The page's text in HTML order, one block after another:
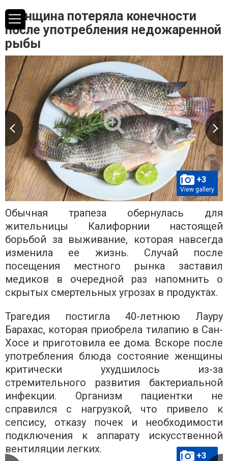
Женщина потеряла конечности
после употребления недожаренной
рыбы
+3
View gallery
Обычная трапеза обернулась для
жительницы Калифорнии настоящей
борьбой за выживание, которая навсегда
изменила ее жизнь. Случай после
посещения местного рынка заставил
медиков в очередной раз напомнить о
скрытых смертельных угрозах в продуктах.
Трагедия постигла 40-летнюю Лауру
Барахас, которая приобрела тилапию в Сан-
Хосе и приготовила ее дома. Вскоре после
употребления блюда состояние женщины
критически ухудшилось из-за
стремительного развития бактериальной
инфекции. Организм пациентки не
справился с нагрузкой, что привело к
сепсису, отказу почек и необходимости
подключения к аппарату искусственной
вентиляции легких.
+3